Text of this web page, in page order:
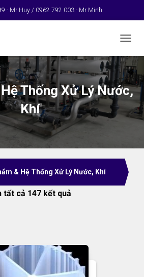
- Mr Huy / 0962 792 003 - Mr Minh
Thống Xử Lý Nước,
Khí
& Hệ Thống Xử Lý Nước, Khí
tất cả 147 kết quả